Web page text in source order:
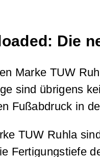
Die
Marke TUW
sind übrigens
Fußabdruck in
TUW Ruhla
Fertigungstiefe